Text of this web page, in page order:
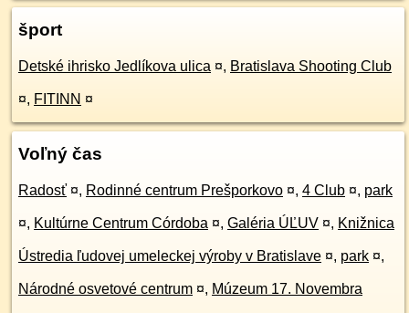
šport
Detské ihrisko Jedlíkova ulica ¤, Bratislava Shooting Club
¤, FITINN ¤
Voľný čas
Radosť ¤, Rodinné centrum Prešporkovo ¤, 4 Club ¤, park
¤, Kultúrne Centrum Córdoba ¤, Galéria ÚĽUV ¤, Knižnica
Ústredia ľudovej umeleckej výroby v Bratislave ¤, park ¤,
Národné osvetové centrum ¤, Múzeum 17. Novembra